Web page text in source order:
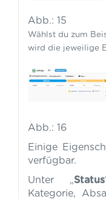
Abb.: 15
Wählst du zum
wird die jeweilige
Abb.: 16
Einige
verfügbar.
Unter „Status
Kategorie,